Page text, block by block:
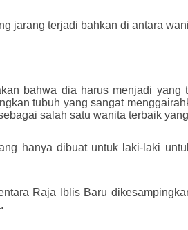
jarang terjadi bahkan di antara
bahwa dia harus menjadi
tubuh yang sangat
salah satu wanita terbaik
hanya dibuat untuk laki-laki
Raja Iblis Baru